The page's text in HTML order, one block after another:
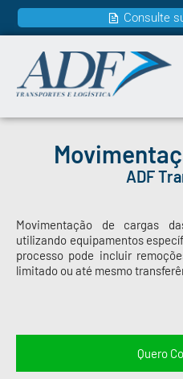
Consulte
ADF
Movimentação de cargas
utilizando equipamentos
processo pode incluir
limitado ou até mesmo
Quero